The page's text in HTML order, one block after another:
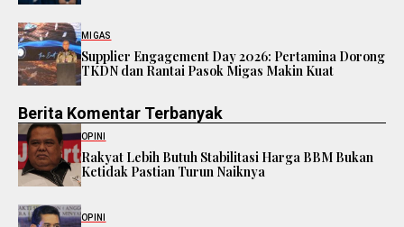
MIGAS
Supplier Engagement Day 2026: Pertamina Dorong
TKDN dan Rantai Pasok Migas Makin Kuat
Berita Komentar Terbanyak
OPINI
Rakyat Lebih Butuh Stabilitasi Harga BBM Bukan
Ketidak Pastian Turun Naiknya
OPINI